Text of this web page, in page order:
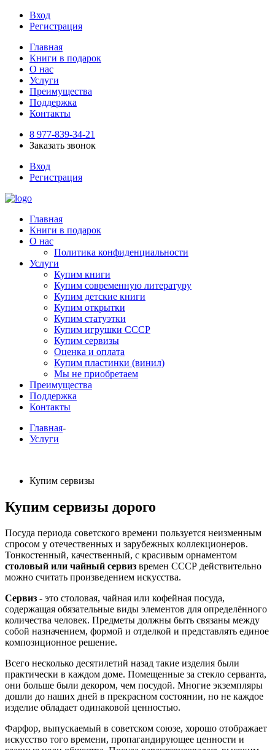
Вход
Регистрация
Главная
Книги в подарок
О нас
Услуги
Преимущества
Поддержка
Контакты
8 977-839-34-21
Заказать звонок
Вход
Регистрация
Главная
Книги в подарок
О нас
Политика конфиденциальности
Услуги
Купим книги
Купим современную литературу
Купим детские книги
Купим открытки
Купим статуэтки
Купим игрушки СССР
Купим сервизы
Оценка и оплата
Купим пластинки (винил)
Мы не приобретаем
Преимущества
Поддержка
Контакты
Главная-
Услуги
Купим сервизы
Купим сервизы дорого
Посуда периода советского времени пользуется неизменным
спросом у отечественных и зарубежных коллекционеров.
Тонкостенный, качественный, с красивым орнаментом
столовый или чайный сервиз времен СССР действительно
можно считать произведением искусства.
Сервиз - это столовая, чайная или кофейная посуда,
содержащая обязательные виды элементов для определённого
количества человек. Предметы должны быть связаны между
собой назначением, формой и отделкой и представлять единое
композиционное решение.
Всего несколько десятилетий назад такие изделия были
практически в каждом доме. Помещенные за стекло серванта,
они больше были декором, чем посудой. Многие экземпляры
дошли до наших дней в прекрасном состоянии, но не каждое
изделие обладает одинаковой ценностью.
Фарфор, выпускаемый в советском союзе, хорошо отображает
искусство того времени, пропагандирующее ценности и